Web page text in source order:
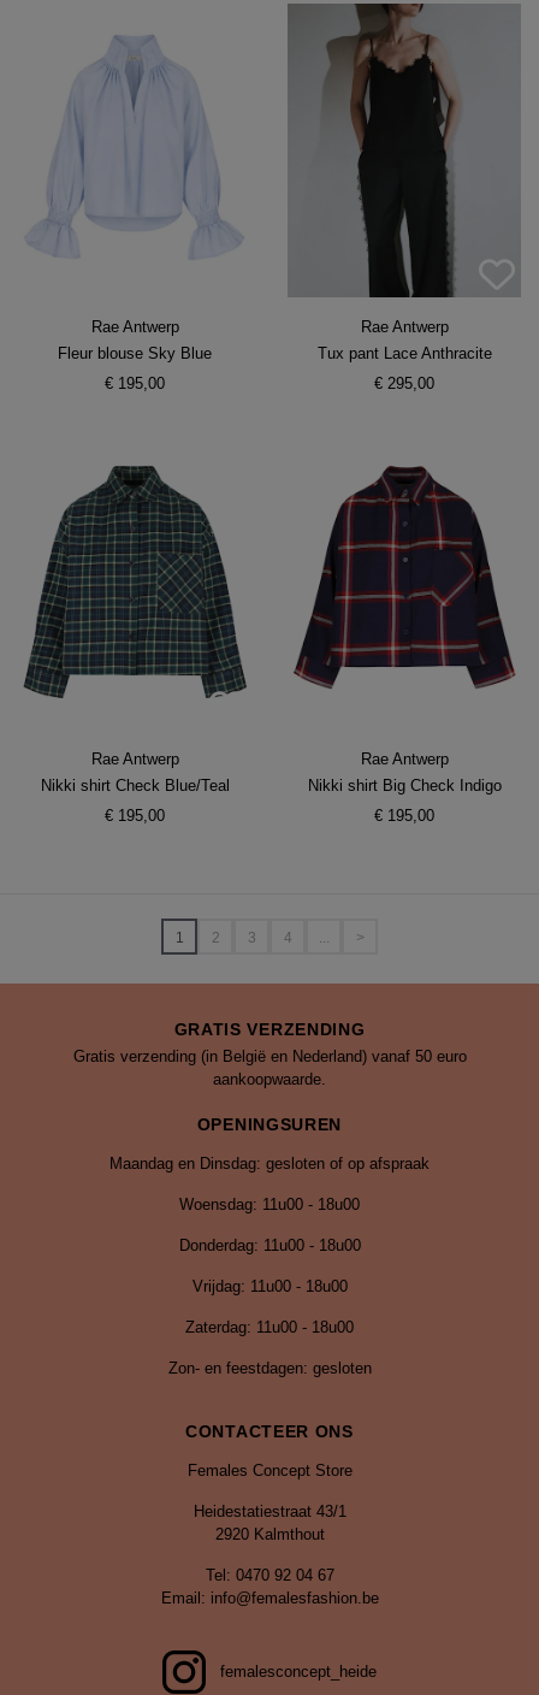
Rae Antwerp
Fleur blouse Sky Blue
€ 195,00
Rae Antwerp
Tux pant Lace Anthracite
€ 295,00
Rae Antwerp
Nikki shirt Check Blue/Teal
€ 195,00
Rae Antwerp
Nikki shirt Big Check Indigo
€ 195,00
1 2 3 4 >
GRATIS VERZENDING
Gratis verzending (in België en Nederland) vanaf 50 euro
aankoopwaarde.
OPENINGSUREN
Maandag en Dinsdag: gesloten of op afspraak
Woensdag: 11u00 - 18u00
Donderdag: 11u00 - 18u00
Vrijdag: 11u00 - 18u00
Zaterdag: 11u00 - 18u00
Zon- en feestdagen: gesloten
CONTACTEER ONS
Females Concept Store
Heidestatiestraat 43/1
2920 Kalmthout
Tel: 0470 92 04 67
Email: info@femalesfashion.be
femalesconcept_heide